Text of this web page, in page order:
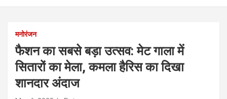
t
मनोरंजन
फैशन का सबसे बड़ा उत्सव: मेट गाला में
सितारों का मेला, कमला हैरिस का दिखा
शानदार अंदाज